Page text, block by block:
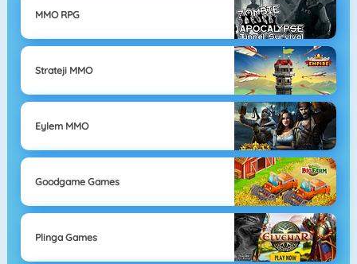
MMO RPG
Strateji MMO
Eylem MMO
Goodgame Games
Plinga Games